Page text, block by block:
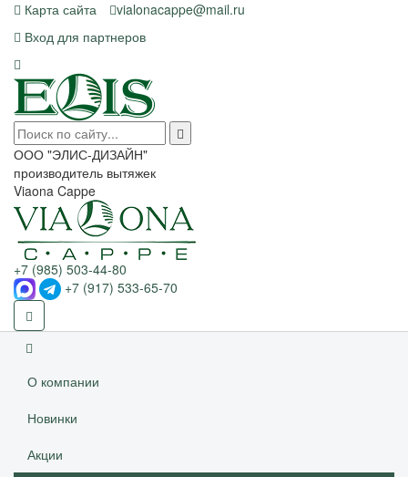
Карта сайта
vialonacappe@mail.ru
Вход для партнеров
ООО "ЭЛИС-ДИЗАЙН"
производитель вытяжек
Viaona Cappe
+7 (985) 503-44-80
+7 (917) 533-65-70
О компании
Новинки
Акции